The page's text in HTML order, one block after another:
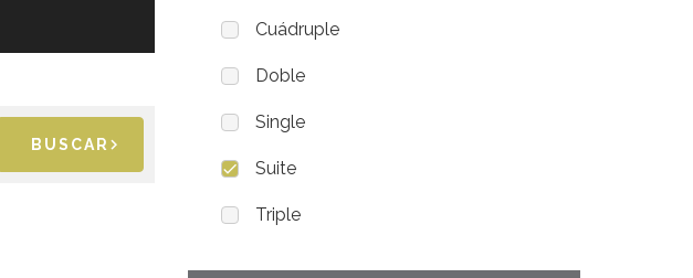
BUSCAR
Cuádruple
Doble
Single
Suite
Triple